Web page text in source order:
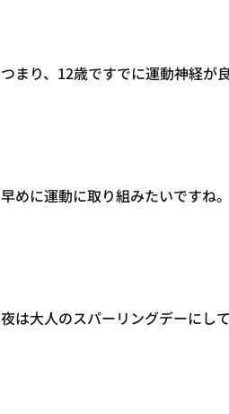
つまり、12歳ですでに運動神経が
早めに運動に取り組みたいですね。
夜は大人のスパーリングデーにし